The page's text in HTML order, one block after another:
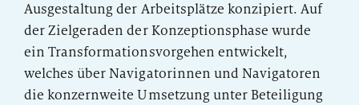
Ausgestaltung der Arbeitsplätze konzipiert. Auf
der Zielgeraden der Konzeptionsphase wurde
ein Transformationsvorgehen entwickelt,
welches über Navigatorinnen und Navigatoren
die konzernweite Umsetzung unter Beteiligung